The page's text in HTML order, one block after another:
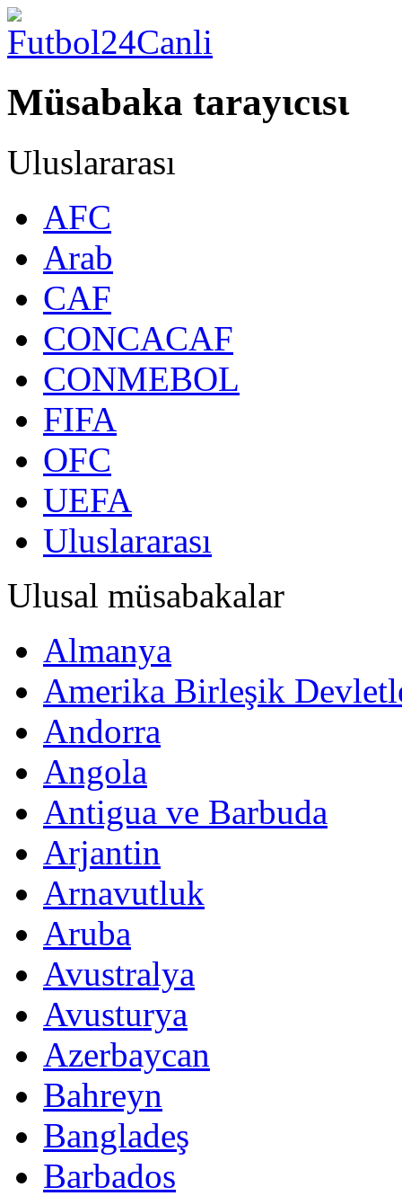
Müsabaka tarayιcιsι
Uluslararası
AFC
Arab
CAF
CONCACAF
CONMEBOL
FIFA
OFC
UEFA
Uluslararası
Ulusal müsabakalar
Almanya
Amerika Birleşik
Andorra
Angola
Antigua ve Barbuda
Arjantin
Arnavutluk
Aruba
Avustralya
Avusturya
Azerbaycan
Bahreyn
Bangladeş
Barbados